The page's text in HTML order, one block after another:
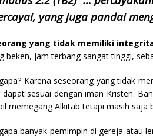
yang juga pandai
yang tidak memiliki
beken, jam terbang sangat tinggi,
Karena seseorang yang tidak
dapat sesuai dengan iman Kristen.
memegang Alkitab tetapi masih saja
banyak pemimpin di gereja atau